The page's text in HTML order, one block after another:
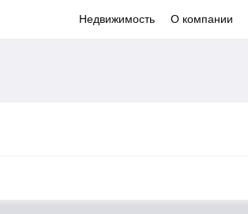
Недвижимость О компании